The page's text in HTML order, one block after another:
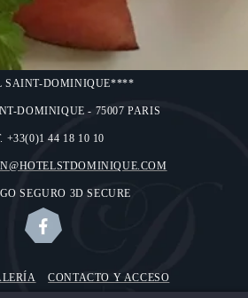
SAINT-DOMINIQUE****
DOMINIQUE - 75007 PARIS
+33(0)1 44 18 10 10
SEGURO 3D SECURE
CONTACTO Y ACCESO
NOSOTROS